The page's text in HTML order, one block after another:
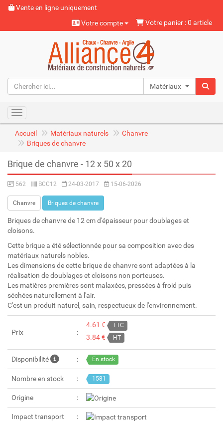
Vente en ligne uniquement
Votre compte
Votre panier : 0 article
Matériaux naturels
Toggle navigation
Accueil Matériaux naturels
Chanvre
Briques de chanvre
Brique de chanvre - 12 x 50 x 20
562 BCC12 24-03-2017 15-06-2026
Chanvre Briques de chanvre
Briques de chanvre de 12 cm d'épaisseur pour doublages et
cloisons.
Cette brique a été sélectionnée pour sa composition avec des
matériaux naturels nobles.
Les dimensions de cette brique de chanvre sont adaptées à la
réalisation de doublages et cloisons non porteuses.
Les matières premières sont malaxées, pressées à froid puis
séchées naturellement à l'air.
C'est un produit naturel, sain, respectueux de l'environnement.
Prix
4.61 € TTC
3.84 € HT
Disponibilité En stock
Nombre en stock 1581
Origine
Impact transport